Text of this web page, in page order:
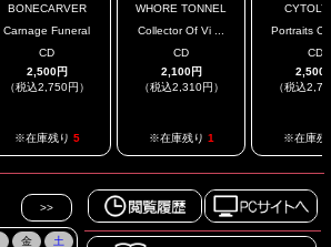
BONECARVER
Carnage Funeral
CD
2,500円
（税込2,750円）
※在庫残り 5
WHORE TONNEL
Collector Of Vi ...
CD
2,100円
（税込2,310円）
※在庫残り 1
Portraits Of
CD
2,500
（税込
※在庫残